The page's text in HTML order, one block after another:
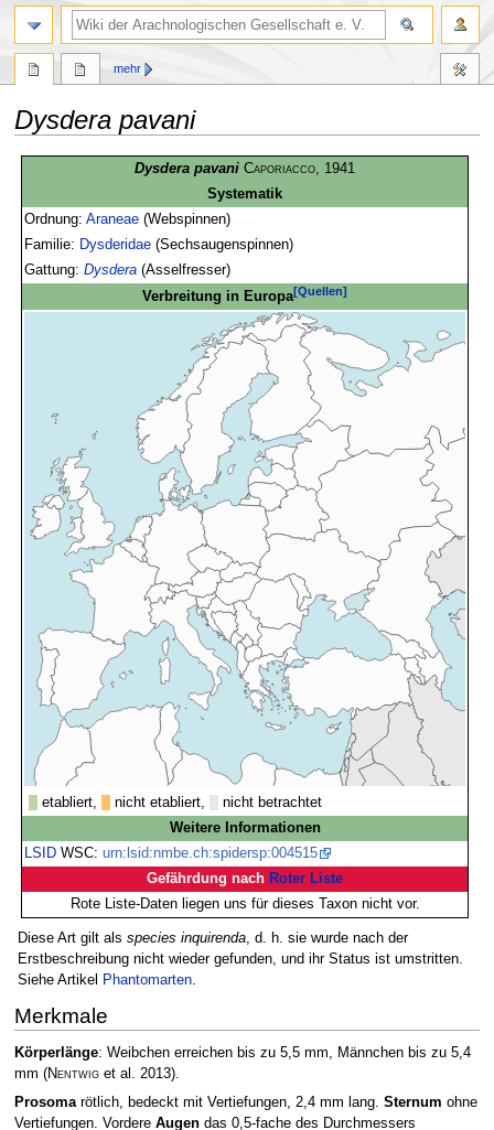
Dysdera pavani
springen
springen
Dysdera pavani Caporiacco , 1941
Systematik
Ordnung:Araneae (Webspinnen)
Familie: Dysderidae (Sechsaugenspinnen)
Gattung:Dysdera (Asselfresser)
Verbreitung in Europa[Quellen]
etabliert, nicht etabliert,
nicht betrachtet
Weitere Informationen
LSID WSC:urn:lsid:nmbe.ch:spidersp:004515
Gefährdung nach Roter Liste
Rote Liste-Daten liegen uns für dieses Taxon nicht vor.
Diese Art gilt als species inquirenda, d. h. sie wurde nach der
Erstbeschreibung nicht wieder gefunden, und ihr Status ist umstritten.
Siehe Artikel
Phantomarten.
Merkmale
Körperlänge: Weibchen erreichen bis zu 5,5 mm, Männchen bis zu 5,4
mm (Nentwiget al. 2013).
Prosomarötlich, bedeckt mit Vertiefungen, 2,4 mm lang. Sternum ohne
Vertiefungen. Vordere Augendas 0,5-fache des Durchmessers
mehr